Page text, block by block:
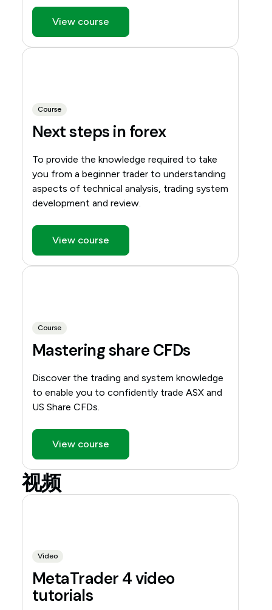
View course
Course
Next steps in forex
To provide the knowledge required to take
you from a beginner trader to understanding
aspects of technical analysis, trading system
development and review.
View course
Course
Mastering share CFDs
Discover the trading and system knowledge
to enable you to confidently trade ASX and
US Share CFDs.
View course
视频
Video
MetaTrader 4 video
tutorials